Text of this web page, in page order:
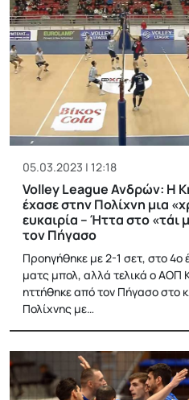
05.03.2023 | 12:18
Volley League Ανδρών: Η
έχασε στην Πολίχνη μια
ευκαιρία – Ήττα στο «τάι
τον Πήγασο
Προηγήθηκε με 2-1 σετ, στο 4ο
ματς μπολ, αλλά τελικά ο ΑΟΠ
ηττήθηκε από τον Πήγασο στο
Πολίχνης με…